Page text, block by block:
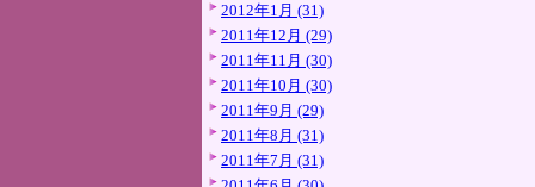
2012年1月 (31)
2011年12月 (29)
2011年11月 (30)
2011年10月 (30)
2011年9月 (29)
2011年8月 (31)
2011年7月 (31)